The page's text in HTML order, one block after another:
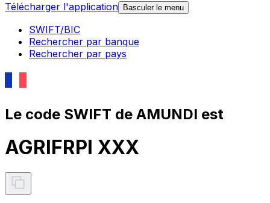
Télécharger l'application
Basculer le menu
SWIFT/BIC
Rechercher par banque
Rechercher par pays
Le code SWIFT de AMUNDI est
AGRIFRPI XXX